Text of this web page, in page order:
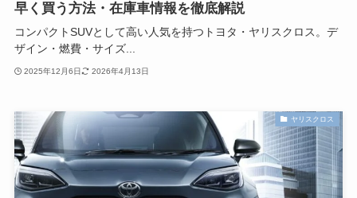
早く買う方法・在庫車情報を徹底解説
コンパクトSUVとして高い人気を持つトヨタ・ヤリスクロス。デ
ザイン・燃費・サイズ...
2025年12月6日 2026年4月13日
ヤリスクロス